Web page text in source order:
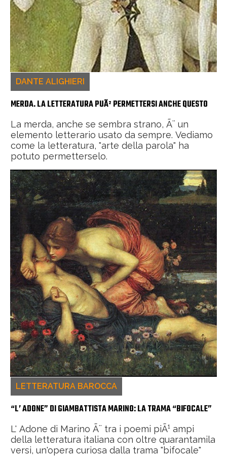
DANTE ALIGHIERI
MERDA. LA LETTERATURA PUÃ² PERMETTERSI ANCHE QUESTO
La merda, anche se sembra strano, Ã¨ un
elemento letterario usato da sempre. Vediamo
come la letteratura, "arte della parola" ha
potuto permetterselo.
LETTERATURA BAROCCA
“L’ ADONE” DI GIAMBATTISTA MARINO: LA TRAMA “BIFOCALE”
L' Adone di Marino Ã¨ tra i poemi piÃ¹ ampi
della letteratura italiana con oltre quarantamila
versi, un'opera curiosa dalla trama "bifocale"